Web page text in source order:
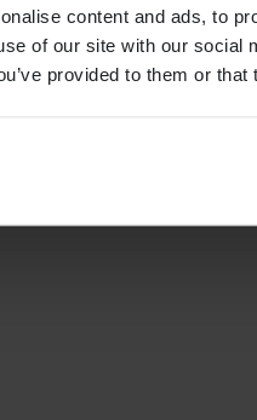
content and ads, to
of our site with our
provided to them or